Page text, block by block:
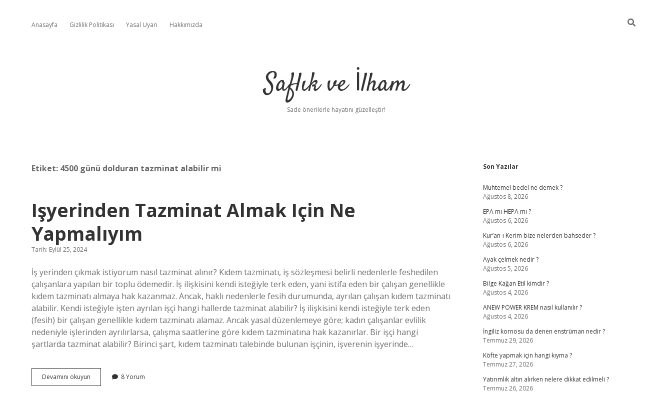
Anasayfa Gizlilik Politikası Yasal Uyarı Hakkımızda
Saflık ve İlham
Sade önerilerle hayatını güzelleştir!
Etiket: 4500 günü dolduran tazminat alabilir mi
Işyerinden Tazminat Almak Için Ne
Yapmalıyım
Tarih: Eylül 25, 2024
İş yerinden çıkmak istiyorum nasıl tazminat alınır? Kıdem tazminatı, iş sözleşmesi belirli nedenlerle feshedilen
çalışanlara yapılan bir toplu ödemedir. İş ilişkisini kendi isteğiyle terk eden, yani istifa eden bir çalışan genellikle
kıdem tazminatı almaya hak kazanmaz. Ancak, haklı nedenlerle fesih durumunda, ayrılan çalışan kıdem tazminatı
alabilir. Kendi isteğiyle işten ayrılan işçi hangi hallerde tazminat alabilir? İş ilişkisini kendi isteğiyle terk eden
(fesih) bir çalışan genellikle kıdem tazminatı alamaz. Ancak yasal düzenlemeye göre; kadın çalışanlar evlilik
nedeniyle işlerinden ayrılırlarsa, çalışma saatlerine göre kıdem tazminatına hak kazanırlar. Bir işçi hangi
şartlarda tazminat alabilir? Birinci şart, kıdem tazminatı talebinde bulunan işçinin, işverenin işyerinde…
Devamını okuyun Işyerinden
Tazminat
8 Yorum
Sidebar
Son Yazılar
Muhtemel bedel ne demek ?
Ağustos 8, 2026
EPA mı HEPA mı ?
Ağustos 6, 2026
Kur’an-ı Kerim bize nelerden bahseder ?
Ağustos 6, 2026
Ayak çelmek nedir ?
Ağustos 5, 2026
Bilge Kağan Etil kimdir ?
Ağustos 4, 2026
ANEW POWER KREM nasıl kullanılır ?
Ağustos 4, 2026
İngiliz kornosu da denen enstrüman nedir ?
Temmuz 29, 2026
Köfte yapmak için hangi kıyma ?
Temmuz 27, 2026
Yatırımlık altın alırken nelere dikkat edilmeli ?
Temmuz 26, 2026